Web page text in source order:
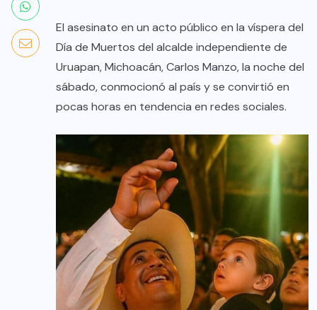
El asesinato en un acto público en la víspera del
Día de Muertos del alcalde independiente de
Uruapan, Michoacán, Carlos Manzo, la noche del
sábado, conmocionó al país y se convirtió en
pocas horas en tendencia en redes sociales.